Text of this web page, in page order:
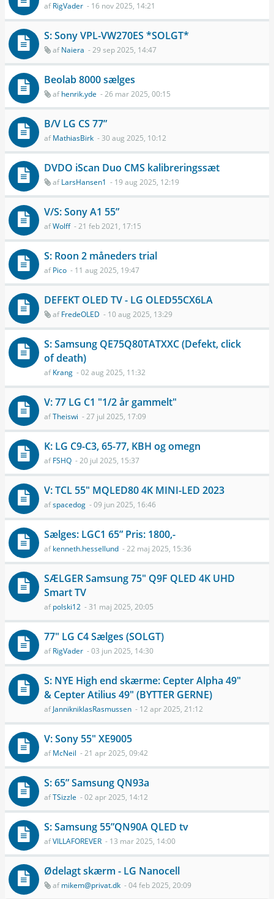
afRigVader - 16 nov 2025, 14:21
S: Sony VPL-VW270ES *SOLGT*
afNaiera - 29 sep 2025, 14:47
Beolab 8000 sælges
afhenrik.yde - 26 mar 2025, 00:15
B/V LG CS 77”
afMathiasBirk - 30 aug 2025, 10:12
DVDO iScan Duo CMS kalibreringssæt
afLarsHansen1 - 19 aug 2025, 12:19
V/S: Sony A1 55”
afWolff- 21 feb 2021, 17:15
S: Roon 2 måneders trial
afPico - 11 aug 2025, 19:47
DEFEKT OLED TV - LG OLED55CX6LA
afFredeOLED - 10 aug 2025, 13:29
S: Samsung QE75Q80TATXXC (Defekt, click
of death)
afKrang - 02 aug 2025, 11:32
V: 77 LG C1 "1/2 år gammelt"
afTheiswi - 27 jul 2025, 17:09
K: LG C9-C3, 65-77, KBH og omegn
afFSHQ - 20 jul 2025, 15:37
V: TCL 55" MQLED80 4K MINI-LED 2023
afspacedog - 09 jun 2025, 16:46
Sælges: LGC1 65” Pris: 1800,-
afkenneth.hessellund - 22 maj 2025, 15:36
SÆLGER Samsung 75" Q9F QLED 4K UHD
Smart TV
afpolski12 - 31 maj 2025, 20:05
77" LG C4 Sælges (SOLGT)
afRigVader - 03 jun 2025, 14:30
S: NYE High end skærme: Cepter Alpha 49"
& Cepter Atilius 49" (BYTTER GERNE)
afJannikniklasRasmussen - 12 apr 2025, 21:12
V: Sony 55" XE9005
afMcNeil - 21 apr 2025, 09:42
S: 65” Samsung QN93a
afTSizzle - 02 apr 2025, 14:12
S: Samsung 55”QN90A QLED tv
afVILLAFOREVER - 13 mar 2025, 14:00
Ødelagt skærm - LG Nanocell
afmikem@privat.dk - 04 feb 2025, 20:09